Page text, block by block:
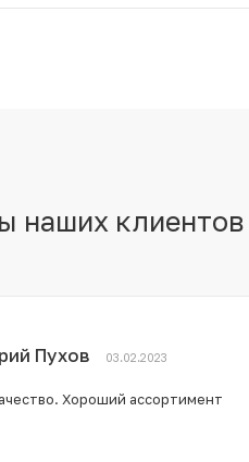
наших клиентов
Пухов 03.02.2023
Хороший ассортимент